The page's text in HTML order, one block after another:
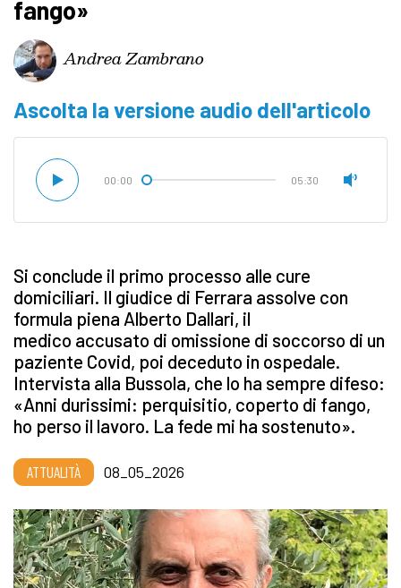
fango»
Andrea Zambrano
Ascolta la versione audio dell'articolo
00:00 05:30
Si conclude il primo processo alle cure
domiciliari. Il giudice di Ferrara assolve con
formula piena Alberto Dallari, il
medico accusato di omissione di soccorso di un
paziente Covid, poi deceduto in ospedale.
Intervista alla Bussola, che lo ha sempre difeso:
«Anni durissimi: perquisitio, coperto di fango,
ho perso il lavoro. La fede mi ha sostenuto».
ATTUALITÀ 08_05_2026